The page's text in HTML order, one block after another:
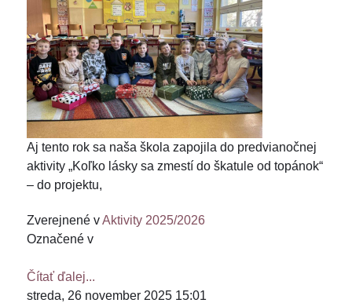
Aj tento rok sa naša škola zapojila do predvianočnej
aktivity „Koľko lásky sa zmestí do škatule od topánok“
– do projektu,
Zverejnené vAktivity 2025/2026
Označené v
Čítať ďalej...
streda, 26 november 2025 15:01